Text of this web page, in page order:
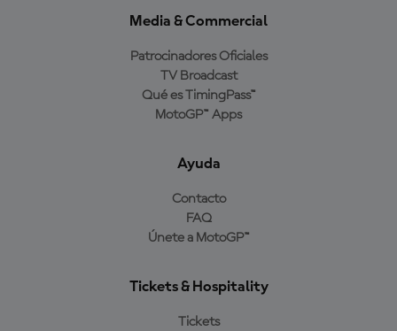
Media & Commercial
Patrocinadores Oficiales
TV Broadcast
Qué es TimingPass™
MotoGP™ Apps
Ayuda
Contacto
FAQ
Únete a MotoGP™
Tickets & Hospitality
Tickets